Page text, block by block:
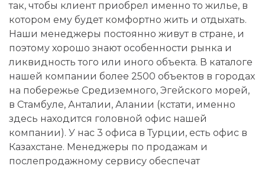
так, чтобы клиент приобрел именно то жилье, в
котором ему будет комфортно жить и отдыхать.
Наши менеджеры постоянно живут в стране, и
поэтому хорошо знают особенности рынка и
ликвидность того или иного объекта. В каталоге
нашей компании более 2500 объектов в городах
на побережье Средиземного, Эгейского морей,
в Стамбуле, Анталии, Алании (кстати, именно
здесь находится головной офис нашей
компании). У нас 3 офиса в Турции, есть офис в
Казахстане. Менеджеры по продажам и
послепродажному сервису обеспечат